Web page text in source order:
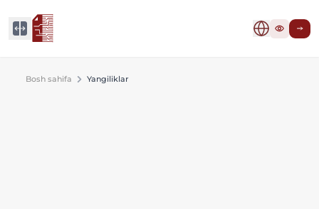
Bosh sahifa Yangiliklar